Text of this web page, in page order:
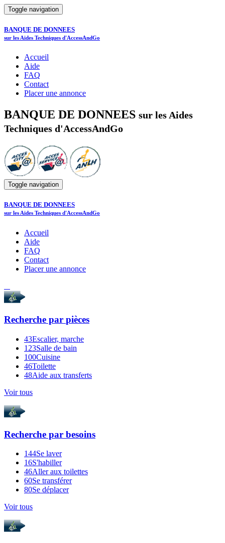
Toggle navigation
BANQUE DE DONNEES
sur les Aides Techniques d'AccessAndGo
Accueil
Aide
FAQ
Contact
Placer une annonce
BANQUE DE DONNEES sur les Aides
Techniques d'AccessAndGo
Toggle navigation
BANQUE DE DONNEES
sur les Aides Techniques d'AccessAndGo
Accueil
Aide
FAQ
Contact
Placer une annonce
Recherche par pièces
43Escalier, marche
123Salle de bain
100Cuisine
46Toilette
48Aide aux transferts
Voir tous
Recherche par besoins
144Se laver
16S'habiller
46Aller aux toilettes
60Se transférer
80Se déplacer
Voir tous